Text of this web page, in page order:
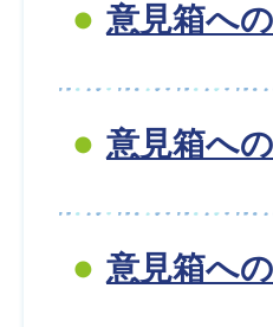
意見箱へ
意見箱へ
意見箱へ